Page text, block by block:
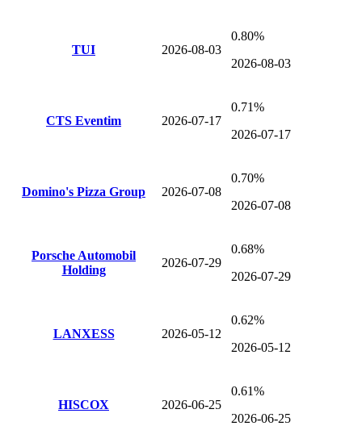
TUI 2026-08-03
0.80%
2026-08-03
CTS Eventim 2026-07-17
0.71%
2026-07-17
Domino's Pizza Group 2026-07-08
0.70%
2026-07-08
Porsche Automobil
Holding
2026-07-29
0.68%
2026-07-29
LANXESS 2026-05-12
0.62%
2026-05-12
HISCOX 2026-06-25
0.61%
2026-06-25